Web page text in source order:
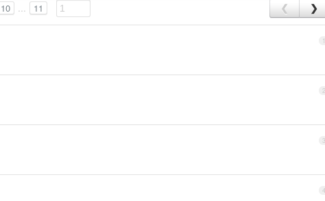
10 ... 11 ❮ ❯
1
2
3
4